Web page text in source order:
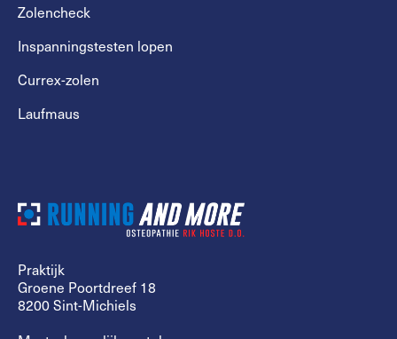
Zolencheck
Inspanningstesten lopen
Currex-zolen
Laufmaus
Praktijk
Groene Poortdreef 18
8200 Sint-Michiels